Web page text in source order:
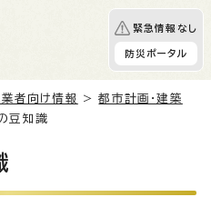
緊急情報なし
防災ポータル
者向け情報 >都市計画・建築
豆知識